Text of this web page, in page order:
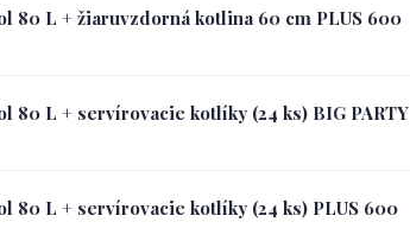
80 L + žiaruvzdorná kotlina 60 cm PLUS 600
80 L + servírovacie kotlíky (24 ks) BIG PARTY
80 L + servírovacie kotlíky (24 ks) PLUS 600